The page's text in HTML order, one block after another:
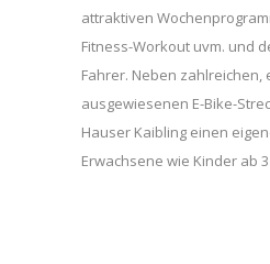
attraktiven
Fitness-Workout uvm. und
Fahrer. Neben zahlreichen,
ausgewiesenen E-Bike-
Hauser Kaibling einen
Erwachsene wie Kinder ab